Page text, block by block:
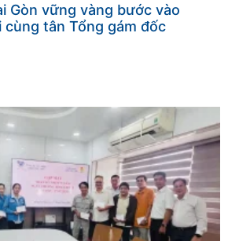
Gòn vững vàng bước vào
tân Tổng gám đốc